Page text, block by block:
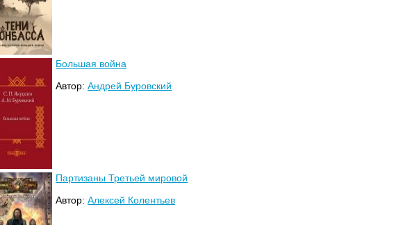
Большая война
Автор:Андрей Буровский
Партизаны Третьей мировой
Автор:Алексей Колентьев